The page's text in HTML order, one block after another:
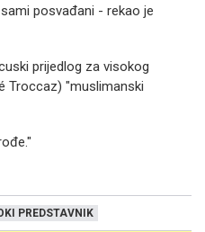
posvađani - rekao je
prijedlog za visokog
Troccaz) "muslimanski
PREDSTAVNIK